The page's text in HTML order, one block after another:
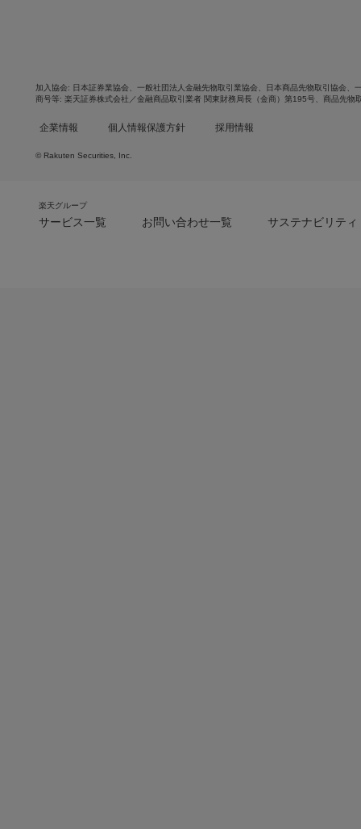
加入協会 日本証券業協会 一般社団法人金融先物取引業協会 日本商品先物取引協会
商号等
楽天証券株式会社／金融商品取引業者 関東財務局長（金商）第195号、商品先物
企業情報 個人情報保護方針 採用情報
© Rakuten Securities, Inc.
楽天グループ
サービス一覧 お問い合わせ一覧 サステナビリティ